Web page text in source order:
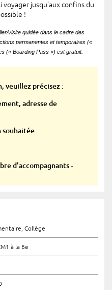
voyager jusqu’aux confins du
!
visite guidée dans le cadre des
permanentes et temporaires («
(« Boarding Pass ») est gratuit.
veuillez précisez :
adresse de
souhaitée
d'accompagnants -
Collège
à la 6e